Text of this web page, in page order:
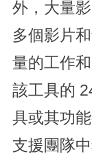
外，大量
多個影片
量的工作
該工具的
具或其功
支援團隊中